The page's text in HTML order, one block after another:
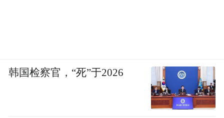
韩国检察官，“死”于2026